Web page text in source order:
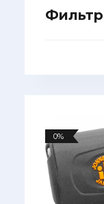
Фильтр
0%